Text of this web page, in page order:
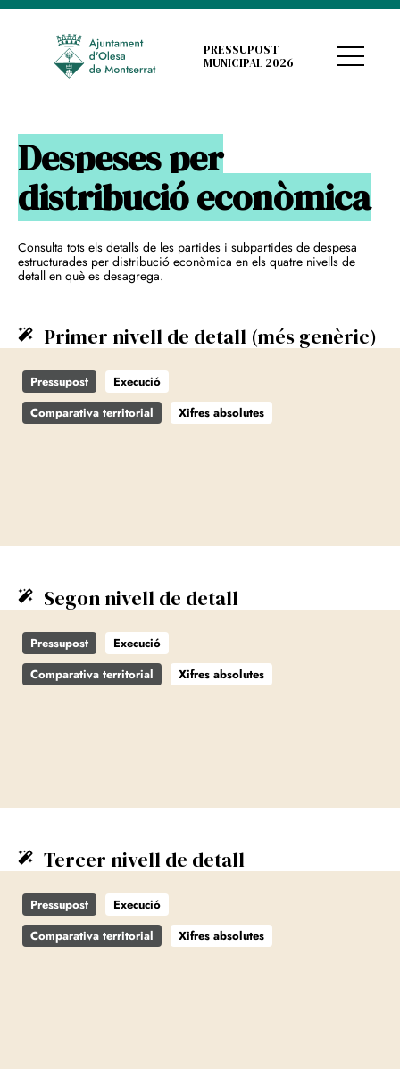
PRESSUPOST
MUNICIPAL 2026
Despeses per
distribució econòmica
Consulta tots els detalls de les partides i subpartides de despesa
estructurades per distribució econòmica en els quatre nivells de
detall en què es desagrega.
Primer nivell de detall (més genèric)
Pressupost
Execució
Comparativa territorial
Xifres absolutes
Segon nivell de detall
Pressupost
Execució
Comparativa territorial
Xifres absolutes
Tercer nivell de detall
Pressupost
Execució
Comparativa territorial
Xifres absolutes